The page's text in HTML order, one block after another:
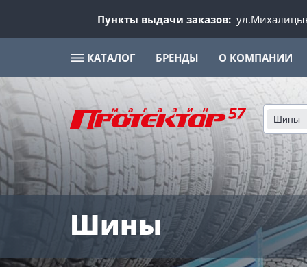
Пункты выдачи заказов:
КАТАЛОГ БРЕНДЫ О КОМПАНИИ
Шины
Шины